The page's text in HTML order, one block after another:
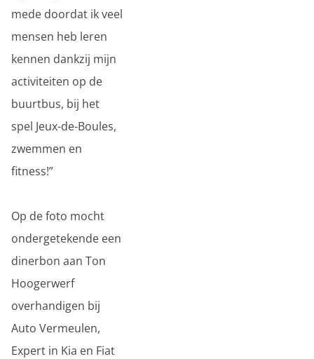
mede doordat ik veel
mensen heb leren
kennen dankzij mijn
activiteiten op de
buurtbus, bij het
spel Jeux-de-Boules,
zwemmen en
fitness!”
Op de foto mocht
ondergetekende een
dinerbon aan Ton
Hoogerwerf
overhandigen bij
Auto Vermeulen,
Expert in Kia en Fiat